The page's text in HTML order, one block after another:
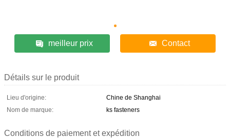
meilleur prix Contact
Détails sur le produit
Lieu d'origine:
Chine de Shanghai
Nom de marque:
ks fasteners
Conditions de paiement et expédition